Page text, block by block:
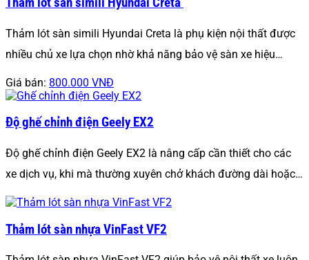
Thảm lót sàn simili Hyundai Creta là phụ kiện nội thất được
nhiều chủ xe lựa chọn nhờ khả năng bảo vệ sàn xe hiệu…
Giá bán: 800.000 VNĐ
Độ ghế chỉnh điện Geely EX2
Độ ghế chỉnh điện Geely EX2 là nâng cấp cần thiết cho các
xe dịch vụ, khi mà thường xuyên chở khách đường dài hoặc…
Thảm lót sàn nhựa VinFast VF2